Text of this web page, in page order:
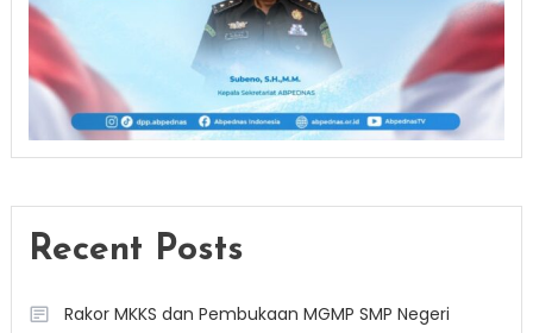
Recent Posts
Rakor MKKS dan Pembukaan MGMP SMP Negeri